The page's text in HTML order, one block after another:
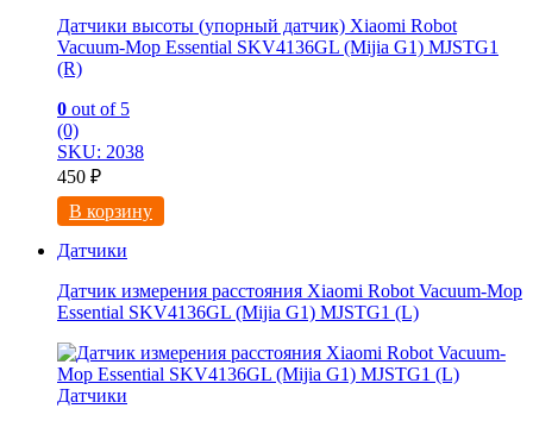
Датчики высоты (упорный датчик) Xiaomi Robot
Vacuum-Mop Essential SKV4136GL (Mijia G1) MJSTG1
(R)
0 out of 5
(0)
SKU: 2038
450 ₽
В корзину
Датчики
Датчик измерения расстояния Xiaomi Robot Vacuum-Mop
Essential SKV4136GL (Mijia G1) MJSTG1 (L)
Датчики